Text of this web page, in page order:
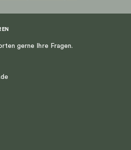
gerne Ihre Fragen.